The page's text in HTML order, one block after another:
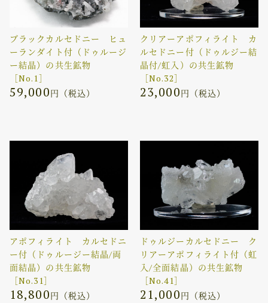
ブラックカルセドニー ヒュ
ーランダイト付（ドゥルージ
ー結晶）の共生鉱物
［No.1］
59,000円（税込）
クリアーアポフィライト カ
ルセドニー付（ドゥルジー結
晶付/虹入）の共生鉱物
［No.32］
23,000円（税込）
アポフィライト カルセドニ
ー付（ドゥルージー結晶/両
面結晶）の共生鉱物
［No.31］
18,800円（税込）
ドゥルジーカルセドニー ク
リアーアポフィライト付（虹
入/全面結晶）の共生鉱物
［No.41］
21,000円（税込）